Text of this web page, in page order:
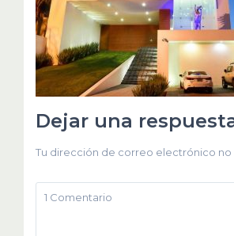
Dejar una
Tu dirección de correo electrónico no